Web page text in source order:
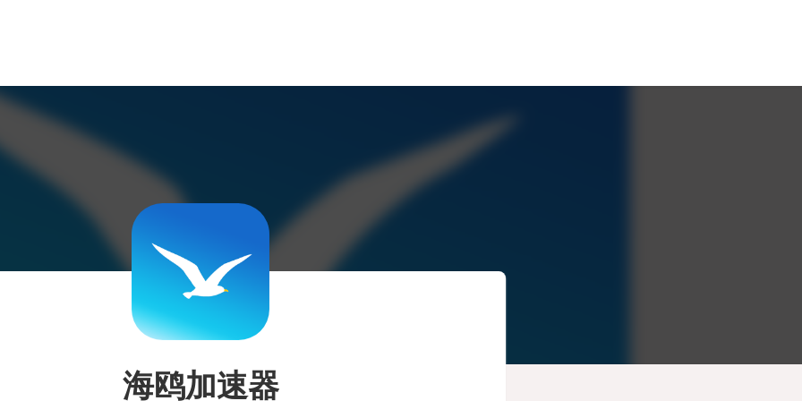
海鸥加速器